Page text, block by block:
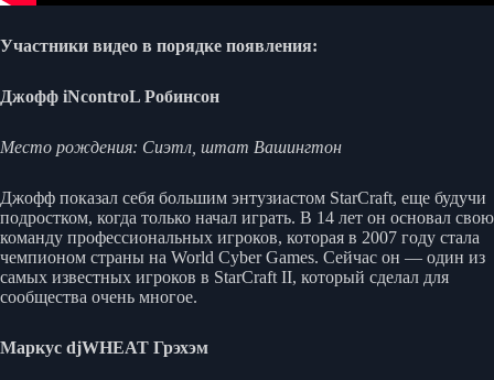
Участники видео в порядке появления:
Джофф iNcontroL Робинсон
Место рождения: Сиэтл, штат Вашингтон
Джофф показал себя большим энтузиастом StarCraft, еще будучи
подростком, когда только начал играть. В 14 лет он основал свою
команду профессиональных игроков, которая в 2007 году стала
чемпионом страны на World Cyber Games. Сейчас он — один из
самых известных игроков в StarCraft II, который сделал для
сообщества очень многое.
Маркус djWHEAT Грэхэм